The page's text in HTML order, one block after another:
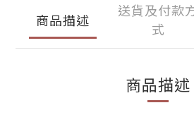
商品描述
送貨及付款
式
商品描述